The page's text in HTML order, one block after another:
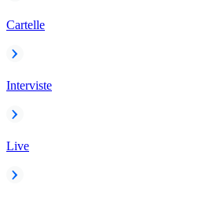
Cartelle
Interviste
Live